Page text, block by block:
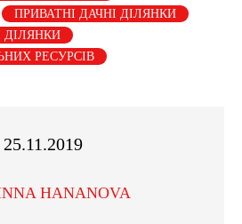
ПРИВАТНІ ДАЧНІ ДІЛЯНКИ
ДІЛЯНКИ
РЕСУРСІВ
25.11.2019
HANANOVA